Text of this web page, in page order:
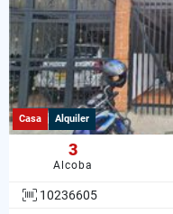
Casa Alquiler
3
Alcoba
10236605